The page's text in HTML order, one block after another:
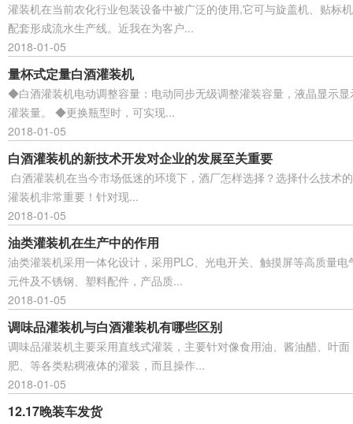
灌装机在当前农化行业包装设备中被广泛的使用,它可与旋盖机、贴标机
配套形成流水生产线。近我在为客户...
2018-01-05
量杯式定量白酒灌装机
◆白酒灌装机电动调整容量：电动同步无级调整灌装容量，液晶显示显
灌装量。 ◆更换瓶型时，可实现...
2018-01-05
白酒灌装机的新技术开发对企业的发展至关重要
白酒灌装机在当今市场低迷的环境下，酒厂怎样选择？选择什么技术的
灌装机非常重要！针对现...
2018-01-05
油类灌装机在生产中的作用
油类灌装机采用一体化设计，采用PLC、光电开关、触摸屏等高质量电
元件及不锈钢、塑料配件，产品质...
2018-01-05
调味品灌装机与白酒灌装机有哪些区别
调味品灌装机主要采用直线式灌装，主要针对像食用油、酱油醋、叶面
肥、等各类粘稠液体的灌装，而且操作...
2018-01-05
12.17晚装车发货